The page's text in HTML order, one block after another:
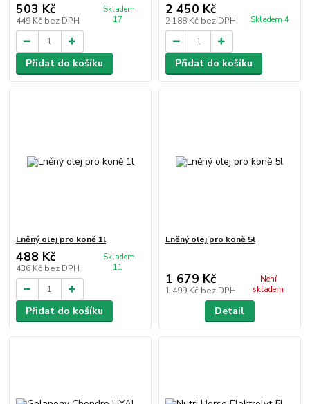
503 Kč
449 Kč bez DPH
Skladem
17
Přidat do košíku
2 450 Kč
2 188 Kč bez DPH Skladem 4
Přidat do košíku
Lněný olej pro koně 1l
488 Kč
436 Kč bez DPH
Skladem
11
Přidat do košíku
Lněný olej pro koně 5l
1 679 Kč
1 499 Kč bez DPH
Není
skladem
Detail